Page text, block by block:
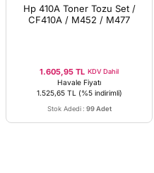
Hp 410A Toner Tozu Set /
CF410A / M452 / M477
1.605,95 TL KDV Dahil
Havale Fiyatı
1.525,65 TL
(%5 indirimli)
Stok Adedi : 99 Adet